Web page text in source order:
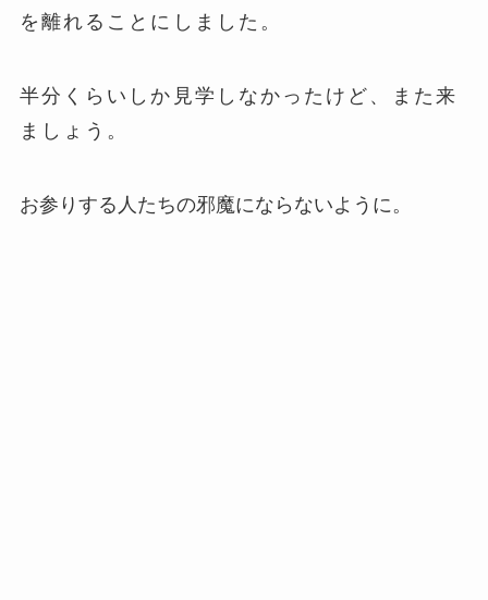
を離れることにしました。
半分くらいしか見学しなかったけど、また来
ましょう。
お参りする人たちの邪魔にならないように。